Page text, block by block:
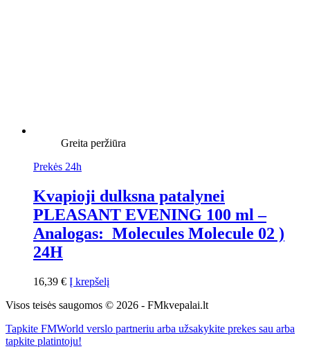
Greita peržiūra
Prekės 24h
Kvapioji dulksna patalynei
PLEASANT EVENING 100 ml –
Analogas: Molecules Molecule 02 )
24H
16,39 € Į krepšelį
Visos teisės saugomos © 2026 - FMkvepalai.lt
Tapkite FMWorld verslo partneriu arba užsakykite prekes sau arba
tapkite platintoju!